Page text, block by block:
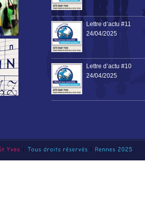
Lettre d’actu #11
24/04/2025
Lettre d’actu #10
24/04/2025